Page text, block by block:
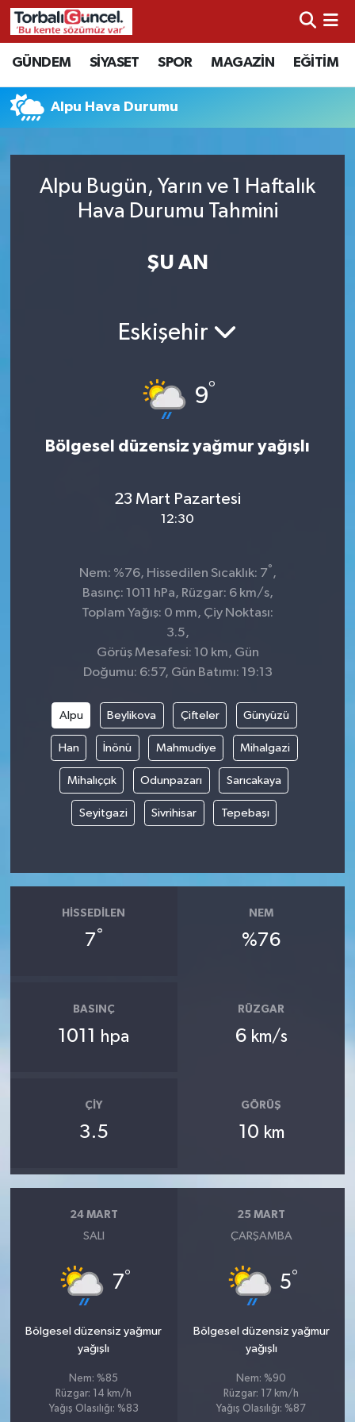
GÜNDEM SİYASET SPOR MAGAZİN EĞİTİM
Alpu Hava Durumu
Alpu Bugün, Yarın ve 1 Haftalık
Hava Durumu Tahmini
ŞU AN
Eskişehir
9°
Bölgesel düzensiz yağmur yağışlı
23 Mart Pazartesi
12:30
Nem: %76, Hissedilen Sıcaklık: 7° ,
Basınç: 1011 hPa, Rüzgar: 6 km/s,
Toplam Yağış: 0 mm, Çiy Noktası:
3.5,
Görüş Mesafesi: 10 km, Gün
Doğumu: 6:57, Gün Batımı: 19:13
Alpu Beylikova Çifteler Günyüzü
Han İnönü Mahmudiye Mihalgazi
Mihalıççık Odunpazarı Sarıcakaya
Seyitgazi Sivrihisar Tepebaşı
HISSEDILEN
7°
NEM
%76
BASINÇ
1011 hpa
RÜZGAR
6 km/s
ÇIY
3.5
GÖRÜŞ
10 km
24 MART
SALI
7°
Bölgesel düzensiz yağmur
yağışlı
Nem: %85
Rüzgar: 14 km/h
Yağış Olasılığı: %83
25 MART
ÇARŞAMBA
5°
Bölgesel düzensiz yağmur
yağışlı
Nem: %90
Rüzgar: 17 km/h
Yağış Olasılığı: %87
İzmir Nöbetçi Eczaneler
İzmir Hava Durumu
İzmir Trafik Yoğunluk Haritası
Süper Lig Puan Durumu ve Fikstür